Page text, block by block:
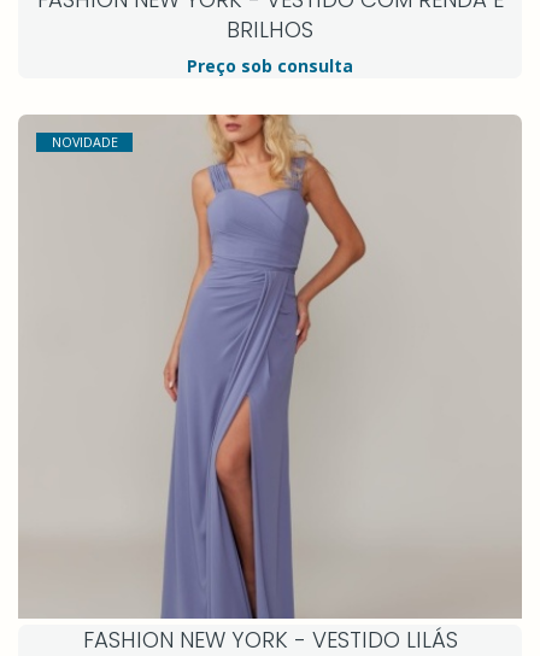
BRILHOS
Preço sob consulta
NOVIDADE
FASHION NEW YORK - VESTIDO LILÁS